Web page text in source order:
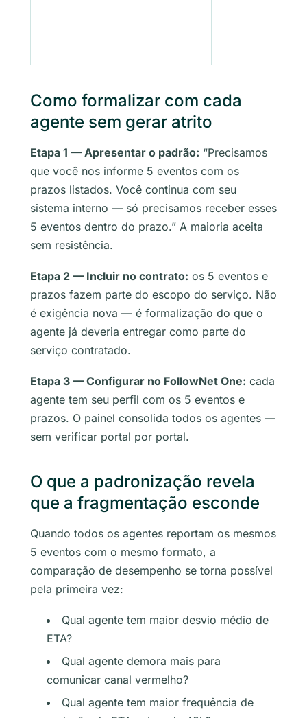
Como formalizar com cada
agente sem gerar atrito
Etapa 1 — Apresentar o padrão: “Precisamos
que você nos informe 5 eventos com os
prazos listados. Você continua com seu
sistema interno — só precisamos receber esses
5 eventos dentro do prazo.” A maioria aceita
sem resistência.
Etapa 2 — Incluir no contrato: os 5 eventos e
prazos fazem parte do escopo do serviço. Não
é exigência nova — é formalização do que o
agente já deveria entregar como parte do
serviço contratado.
Etapa 3 — Configurar no FollowNet One: cada
agente tem seu perfil com os 5 eventos e
prazos. O painel consolida todos os agentes —
sem verificar portal por portal.
O que a padronização revela
que a fragmentação esconde
Quando todos os agentes reportam os mesmos
5 eventos com o mesmo formato, a
comparação de desempenho se torna possível
pela primeira vez:
Qual agente tem maior desvio médio de
ETA?
Qual agente demora mais para
comunicar canal vermelho?
Qual agente tem maior frequência de